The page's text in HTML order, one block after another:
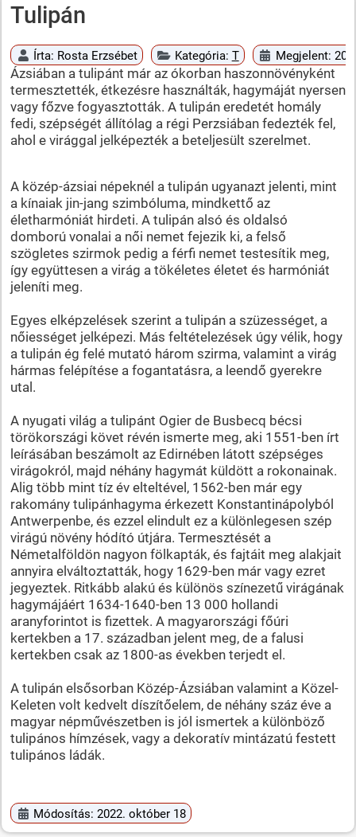
Tulipán
Írta: Rosta Erzsébet Kategória: T Megjelent:
Ázsiában a tulipánt már az ókorban haszonnövényként
termesztették, étkezésre használták, hagymáját nyersen
vagy főzve fogyasztották. A tulipán eredetét homály
fedi, szépségét állítólag a régi Perzsiában fedezték fel,
ahol e virággal jelképezték a beteljesült szerelmet.
A közép-ázsiai népeknél a tulipán ugyanazt jelenti, mint
a kínaiak jin-jang szimbóluma, mindkettő az
életharmóniát hirdeti. A tulipán alsó és oldalsó
domború vonalai a női nemet fejezik ki, a felső
szögletes szirmok pedig a férfi nemet testesítik meg,
így együttesen a virág a tökéletes életet és harmóniát
jeleníti meg.
Egyes elképzelések szerint a tulipán a szüzességet, a
nőiességet jelképezi. Más feltételezések úgy vélik, hogy
a tulipán ég felé mutató három szirma, valamint a virág
hármas felépítése a fogantatásra, a leendő gyerekre
utal.
A nyugati világ a tulipánt Ogier de Busbecq bécsi
törökországi követ révén ismerte meg, aki 1551-ben írt
leírásában beszámolt az Edirnében látott szépséges
virágokról, majd néhány hagymát küldött a rokonainak.
Alig több mint tíz év elteltével, 1562-ben már egy
rakomány tulipánhagyma érkezett Konstantinápolyból
Antwerpenbe, és ezzel elindult ez a különlegesen szép
virágú növény hódító útjára. Termesztését a
Németalföldön nagyon fölkapták, és fajtáit meg alakjait
annyira elváltoztatták, hogy 1629-ben már vagy ezret
jegyeztek. Ritkább alakú és különös színezetű virágának
hagymájáért 1634-1640-ben 13 000 hollandi
aranyforintot is fizettek. A magyarországi főúri
kertekben a 17. században jelent meg, de a falusi
kertekben csak az 1800-as években terjedt el.
A tulipán elsősorban Közép-Ázsiában valamint a Közel-
Keleten volt kedvelt díszítőelem, de néhány száz éve a
magyar népművészetben is jól ismertek a különböző
tulipános hímzések, vagy a dekoratív mintázatú festett
tulipános ládák.
Módosítás: 2022. október 18